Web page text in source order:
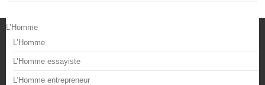
L’Homme
L’Homme
L’Homme essayiste
L’Homme entrepreneur